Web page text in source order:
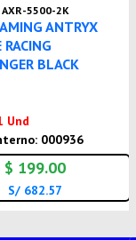
AXR-5500-2K
ANTRYX
RACING
BLACK
Und
000936
$ 199.00
S/ 682.57